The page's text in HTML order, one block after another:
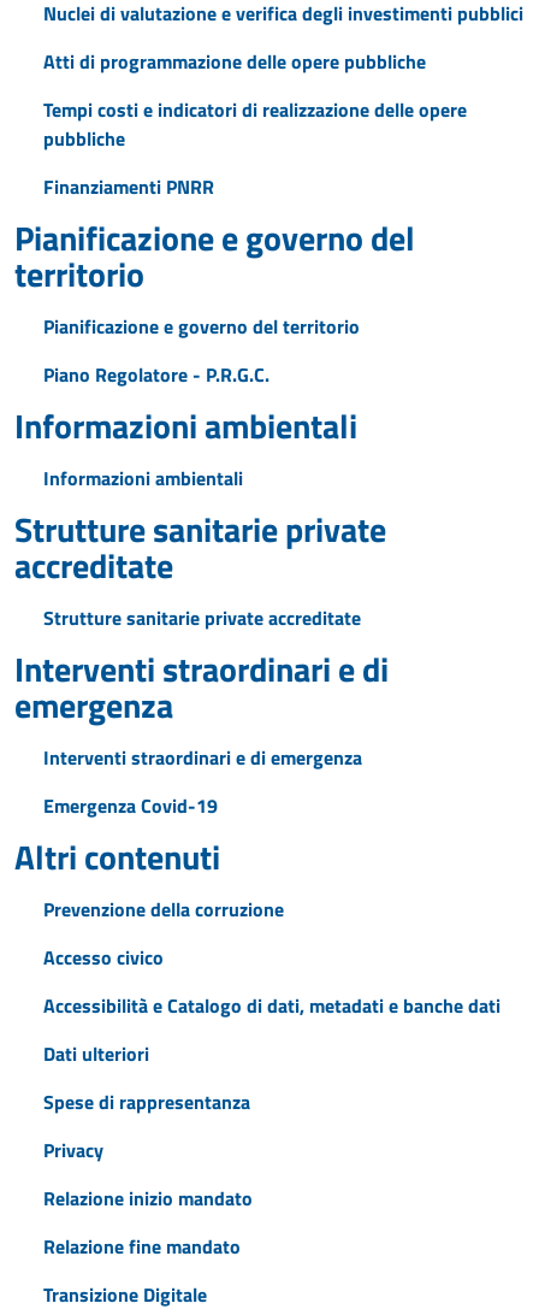
Nuclei di valutazione e verifica degli investimenti pubblici
Atti di programmazione delle opere pubbliche
Tempi costi e indicatori di realizzazione delle opere
pubbliche
Finanziamenti PNRR
Pianificazione e governo del
territorio
Pianificazione e governo del territorio
Piano Regolatore - P.R.G.C.
Informazioni ambientali
Informazioni ambientali
Strutture sanitarie private
accreditate
Strutture sanitarie private accreditate
Interventi straordinari e di
emergenza
Interventi straordinari e di emergenza
Emergenza Covid-19
Altri contenuti
Prevenzione della corruzione
Accesso civico
Accessibilità e Catalogo di dati, metadati e banche dati
Dati ulteriori
Spese di rappresentanza
Privacy
Relazione inizio mandato
Relazione fine mandato
Transizione Digitale